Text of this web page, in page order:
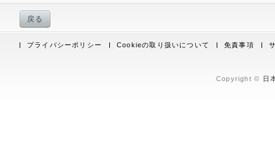
戻る
プライバシーポリシー Cookieの取り扱いについて 免責事項
Copyright © 日